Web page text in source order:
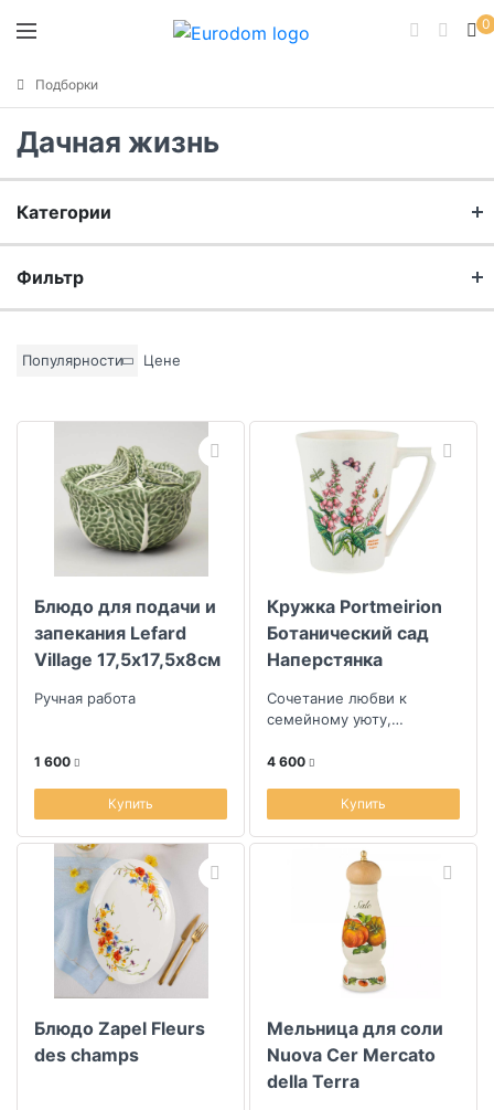
0
Подборки
Дачная жизнь
Категории
Кухня
Столовая
Порядок в доме
Фильтр
Цвет основы
Скидка
Популярности Цене
Блюдо для подачи и
запекания Lefard
Village 17,5х17,5х8см
Ручная работа
1 600
Купить
Кружка Portmeirion
Ботанический сад
Наперстянка
Сочетание любви к
семейному уюту,
работы и смелостью
4 600
Купить
Блюдо Zapel Fleurs
des champs
Мельница для соли
Nuova Cer Mercato
della Terra